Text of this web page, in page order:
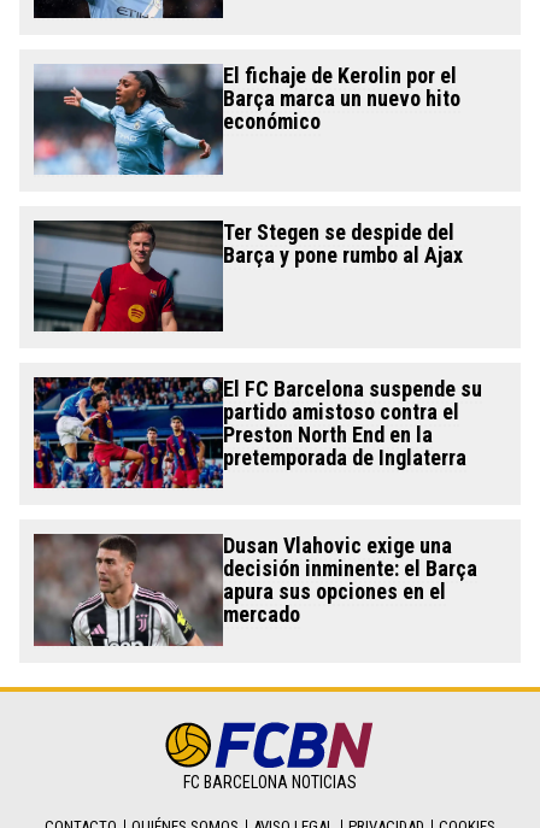
El fichaje de Kerolin por el
Barça marca un nuevo hito
económico
Ter Stegen se despide del
Barça y pone rumbo al Ajax
El FC Barcelona suspende su
partido amistoso contra el
Preston North End en la
pretemporada de Inglaterra
Dusan Vlahovic exige una
decisión inminente: el Barça
apura sus opciones en el
mercado
FC BARCELONA NOTICIAS